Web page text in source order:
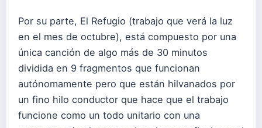
Por su parte, El Refugio (trabajo que verá la luz
en el mes de octubre), está compuesto por una
única canción de algo más de 30 minutos
dividida en 9 fragmentos que funcionan
autónomamente pero que están hilvanados por
un fino hilo conductor que hace que el trabajo
funcione como un todo unitario con una